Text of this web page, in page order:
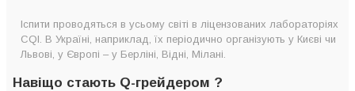
Іспити проводяться в усьому світі в ліцензованих лабораторіях
CQI. В Україні, наприклад, їх періодично організують у Києві чи
Львові, у Європі – у Берліні, Відні, Мілані.
Навіщо стають Q-грейдером ?